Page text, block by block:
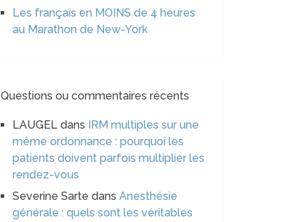
Les français en MOINS de 4 heures
au Marathon de New-York
Questions ou commentaires récents
LAUGEL dans IRM multiples sur une
même ordonnance : pourquoi les
patients doivent parfois multiplier les
rendez-vous
Severine Sarte dansAnesthésie
générale : quels sont les véritables